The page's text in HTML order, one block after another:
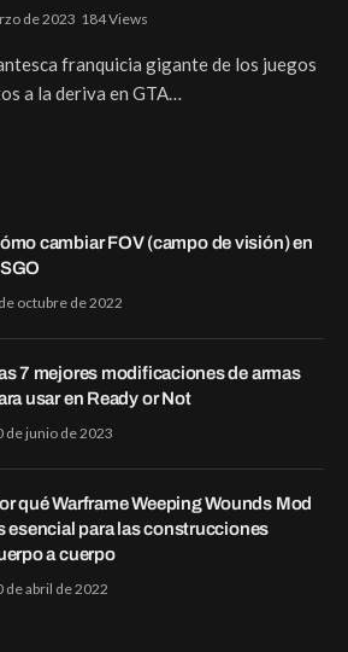
de 2023 184Views
franquicia gigante de los juegos
a la deriva en GTA…
cambiar FOV (campo de visión) en
octubre de 2022
7 mejores modificaciones de armas
usar en Ready or Not
de junio de 2023
qué Warframe Weeping Wounds Mod
esencial para las construcciones
a cuerpo
de abril de 2022